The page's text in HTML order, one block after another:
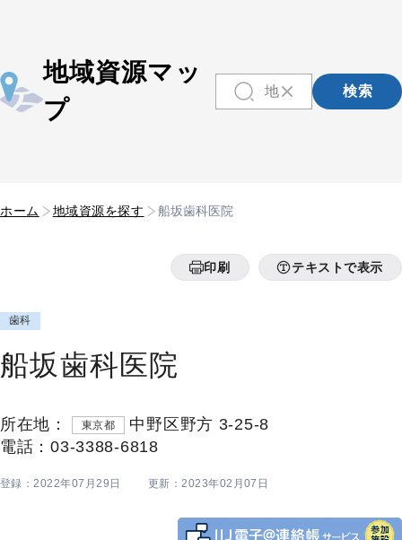
地域資源マッ
プ
検索
ホーム 地域資源を探す 船坂歯科医院
印刷 テキストで表示
歯科
船坂歯科医院
所在地： 東京都
中野区野方 3-25-8
電話：03-3388-6818
登録：2022年07月29日 更新：2023年02月07日